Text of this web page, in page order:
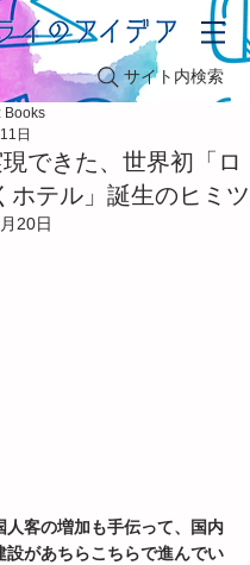
サイト内検索
できた、世界初「ロ
ホテル」誕生のヒミツ
Books
日
20日
人客の増加も手伝って、国内
設があちらこちらで進んでい